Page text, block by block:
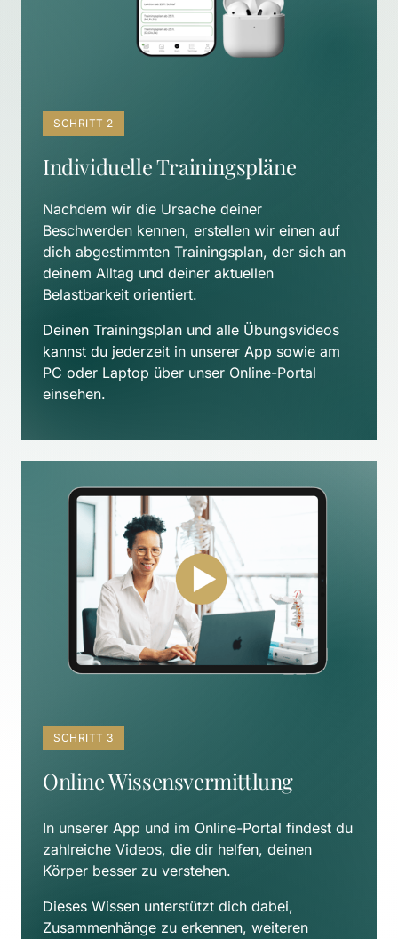
SCHRITT 2
Individuelle Trainingspläne
Nachdem wir die Ursache deiner
Beschwerden kennen, erstellen wir einen auf
dich abgestimmten Trainingsplan, der sich an
deinem Alltag und deiner aktuellen
Belastbarkeit orientiert.
Deinen Trainingsplan und alle Übungsvideos
kannst du jederzeit in unserer App sowie am
PC oder Laptop über unser Online-Portal
einsehen.
SCHRITT 3
Online Wissensvermittlung
In unserer App und im Online-Portal findest du
zahlreiche Videos, die dir helfen, deinen
Körper besser zu verstehen.
Dieses Wissen unterstützt dich dabei,
Zusammenhänge zu erkennen, weiteren